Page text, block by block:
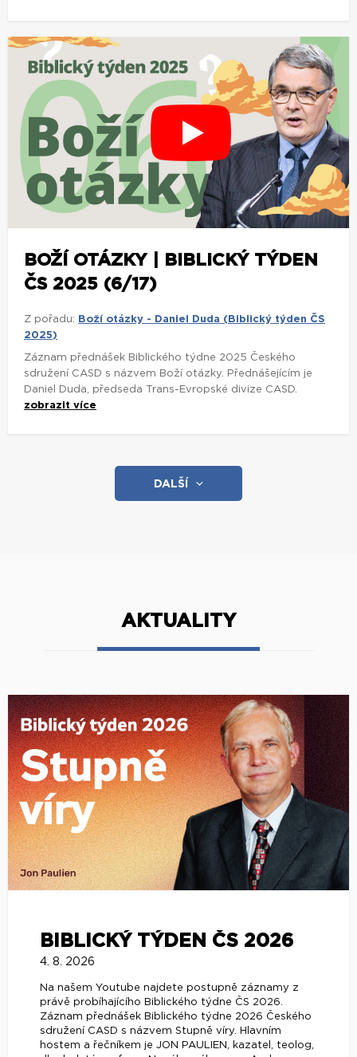
BOŽÍ OTÁZKY | BIBLICKÝ TÝDEN
ČS 2025 (6/17)
Z pořadu:
Boží otázky - Daniel Duda (Biblický týden ČS
2025)
Záznam přednášek Biblického týdne 2025 Českého
sdružení CASD s názvem Boží otázky. Přednášejícím je
Daniel Duda, předseda Trans-Evropské divize CASD.
zobrazit více
DALŠÍ
AKTUALITY
BIBLICKÝ TÝDEN ČS 2026
4. 8. 2026
Na našem Youtube najdete postupně záznamy z
právě probíhajícího Biblického týdne ČS 2026.
Záznam přednášek Biblického týdne 2026 Českého
sdružení CASD s názvem Stupně víry. Hlavním
hostem a řečníkem je JON PAULIEN, kazatel, teolog,